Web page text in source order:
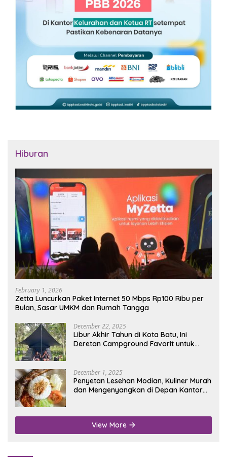
Hiburan
February 1, 2026
Zetta Luncurkan Paket Internet 50 Mbps Rp100 Ribu per
Bulan, Sasar UMKM dan Rumah Tangga
December 22, 2025
Libur Akhir Tahun di Kota Batu, Ini
Deretan Campground Favorit untuk
December 1, 2025
Penyetan Lesehan Modian, Kuliner Murah
dan Mengenyangkan di Depan Kantor
View More